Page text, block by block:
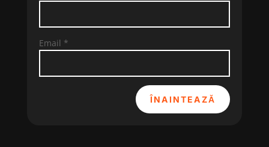
Email *
ÎNAINTEAZĂ